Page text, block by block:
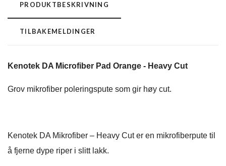
PRODUKTBESKRIVNING
TILBAKEMELDINGER
Kenotek DA Microfiber Pad Orange - Heavy Cut
Grov mikrofiber poleringspute som gir høy cut.
Kenotek DA Mikrofiber – Heavy Cut er en mikrofiberpute til
å fjerne dype riper i slitt lakk.